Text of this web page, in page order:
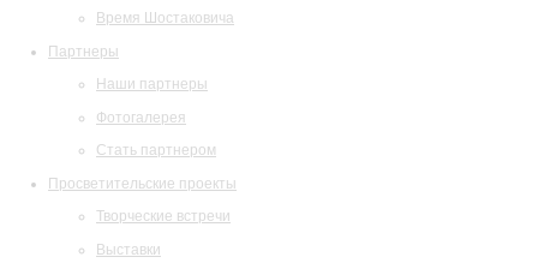
Время Шостаковича
Партнеры
Наши партнеры
Фотогалерея
Стать партнером
Просветительские проекты
Творческие встречи
Выставки